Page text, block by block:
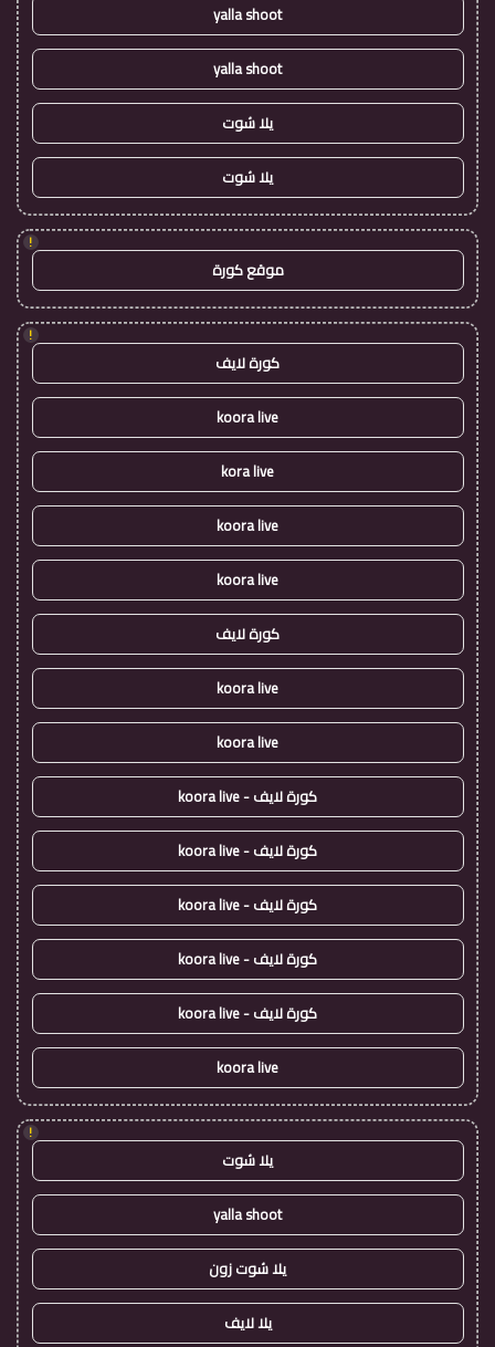
yalla shoot
yalla shoot
يلا شوت
يلا شوت
!
موقع كورة
!
كورة لايف
koora live
kora live
koora live
koora live
كورة لايف
koora live
koora live
كورة لايف - koora live
كورة لايف - koora live
كورة لايف - koora live
كورة لايف - koora live
كورة لايف - koora live
koora live
!
يلا شوت
yalla shoot
يلا شوت زون
يلا لايف